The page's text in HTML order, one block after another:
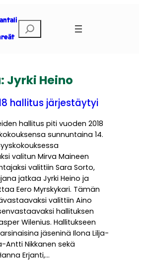
Etsi
Jyrki Heino
hallitus järjestäytyi
hallitus piti vuoden 2018
sunnuntaina 14.
valitun Mirva Maineen
valittiin Sara Sorto,
jatkaa Jyrki Heino ja
Eero Myrskykari. Tämän
valittiin Aino
hallituksen
Wilenius. Hallitukseen
jäseninä Ilona Lilja-
Antti Nikkanen sekä
Erjanti,…